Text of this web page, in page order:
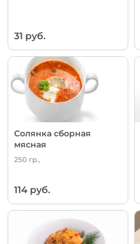
31 руб.
Солянка сборная
мясная
250 гр.,
114 руб.